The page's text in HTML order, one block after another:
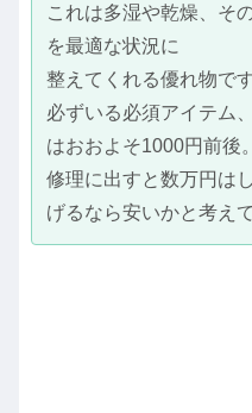
これは多湿や乾燥、そ
を最適な状況に
整えてくれる優れ物です
必ずいる必須アイテム
はおおよそ1000円前後。
修理に出すと数万円は
げるなら安いかと考え